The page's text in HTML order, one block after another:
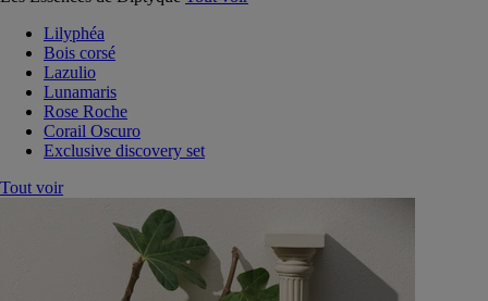
Lilyphéa
Bois corsé
Lazulio
Lunamaris
Rose Roche
Corail Oscuro
Exclusive discovery set
Tout voir